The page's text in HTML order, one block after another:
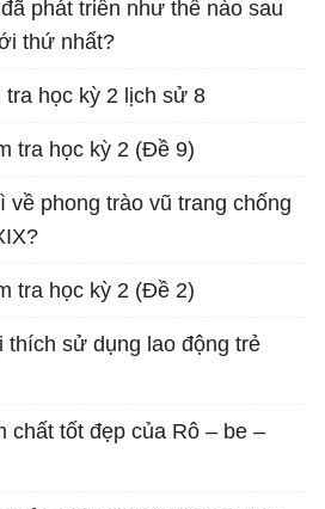
phát triển như thế nào sau
thứ nhất?
học kỳ 2 lịch sử 8
tra học kỳ 2 (Đề 9)
về phong trào vũ trang chống
tra học kỳ 2 (Đề 2)
thích sử dụng lao động trẻ
chất tốt đẹp của Rô – be –